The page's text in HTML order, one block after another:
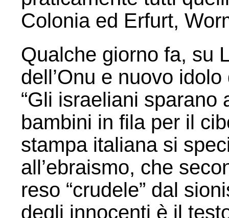
Colonia ed Erfurt,
Qualche giorno fa, su
dell’Onu e nuovo
“Gli israeliani
bambini in fila per il
stampa italiana si
all’ebraismo, che
reso “crudele” dal
degli innocenti è il